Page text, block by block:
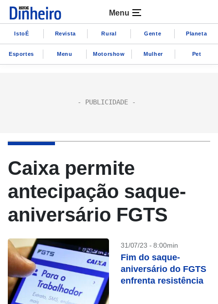
Menu
IstoÉ Revista Rural Gente Planeta
Esportes Menu Motorshow Mulher Pet
Caixa permite
antecipação saque-
aniversário FGTS
31/07/23 - 8:00min
Fim do saque-
aniversário do FGTS
enfrenta resistência